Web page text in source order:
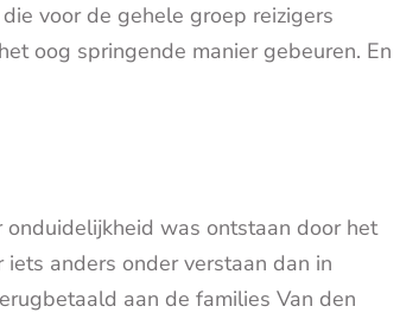
voor de gehele groep reizigers
oog springende manier gebeuren. En
was ontstaan door het
iets anders onder verstaan dan in
aan de families Van den